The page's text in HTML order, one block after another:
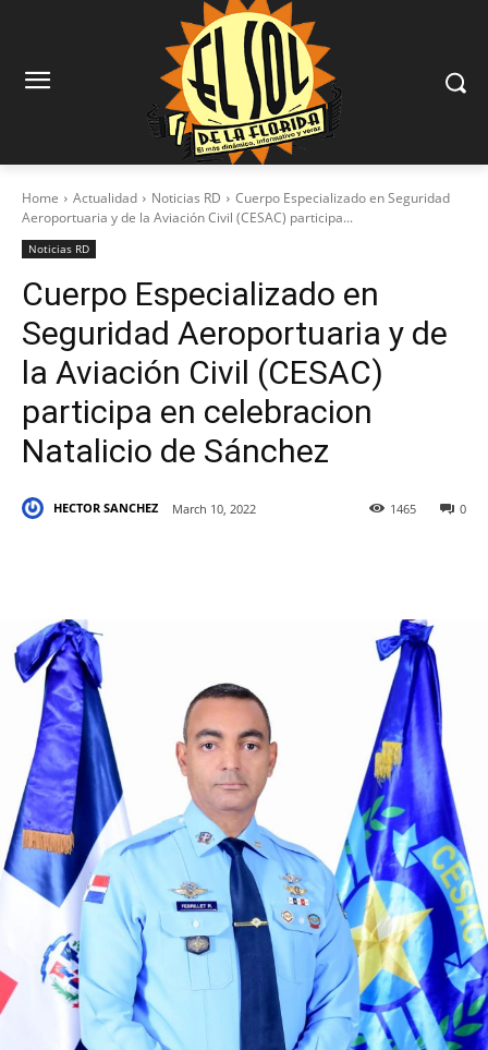
Home Actualidad Noticias RD
Cuerpo Especializado en Seguridad
Aeroportuaria y de la Aviación Civil (CESAC) participa...
Noticias RD
Cuerpo Especializado en
Seguridad Aeroportuaria y de
la Aviación Civil (CESAC)
participa en celebracion
Natalicio de Sánchez
HECTOR SANCHEZ March 10, 2022 0
1465